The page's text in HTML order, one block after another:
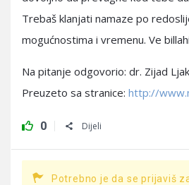
Trebaš klanjati namaze po
mogućnostima i vremenu. Ve
Na pitanje odgovorio: dr. Zijad
Preuzeto sa stranice: http://
0 Dijeli
Potrebno je da se prijaviš